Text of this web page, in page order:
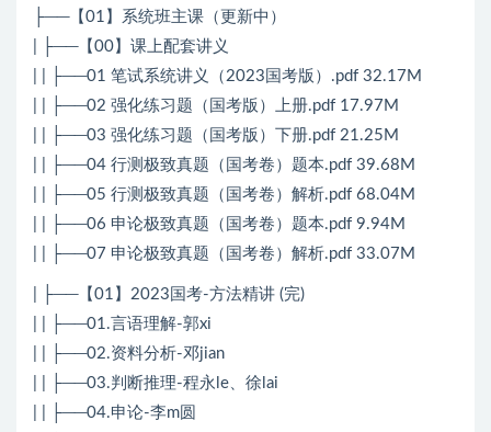
├──【01】系统班主课（更新中）
| ├──【00】课上配套讲义
| | ├──01 笔试系统讲义（2023 国考版）.pdf 32.17M
| | ├──02 强化练习题（ 国考版）上册.pdf 17.97M
| | ├──03 强化练习题（ 国考版）下册.pdf 21.25M
| | ├──04 行测极致真题（国考卷）题本.pdf 39.68M
| | ├──05 行测极致真题（国考卷）解析.pdf 68.04M
| | ├──06 申论极致真题（国考卷）题本.pdf 9.94M
| | ├──07 申论极致真题（国考卷）解析.pdf 33.07M
| ├──【01】2023国考-方法精讲 (完)
| | ├──01.言语理解-郭xi
| | ├──02.资料分析-邓jian
| | ├──03.判断推理-程永le、徐lai
| | ├──04.申论-李m圆